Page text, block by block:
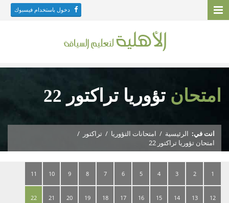
دخول باستخدام فيسبوك
امتحان تؤوريا تراكتور 22
انت في: الرئيسية / امتحانات التؤوريا / تراكتور /
امتحان تؤوريا تراكتور 22
1
2
3
4
5
6
7
8
9
10
11
12
13
14
15
16
17
18
19
20
21
22